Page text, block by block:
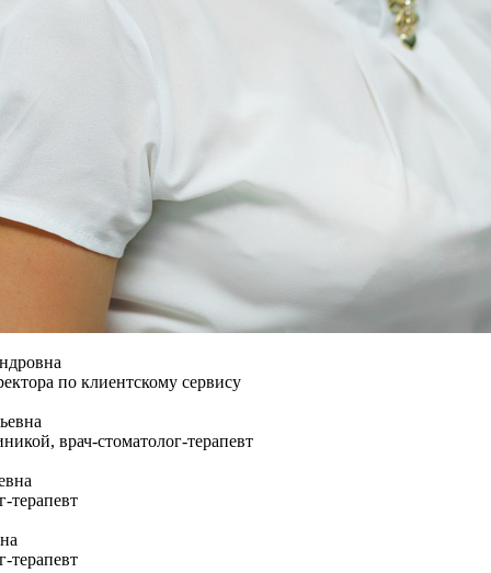
по клиентскому сервису
врач-стоматолог-терапевт
терапевт
терапевт